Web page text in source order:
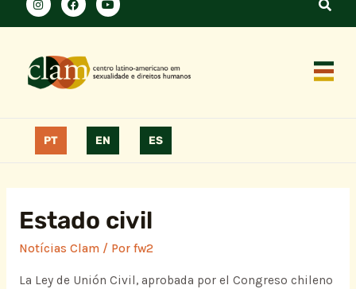
PT EN ES
Estado civil
Notícias Clam/ Por fw2
La Ley de Unión Civil, aprobada por el Congreso chileno